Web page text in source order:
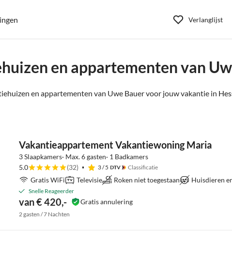
Verlanglijst
en appartementen van
en appartementen van Uwe Bauer voor jouw vakantie in
Vakantieappartement Vakantiewoning Maria
3 Slaapkamers· Max. 6 gasten· 1 Badkamers
5.0
(32) 3/ 5 Classificatie
Gratis WiFi Televisie Roken niet toegestaan Huisdieren
Snelle Reageerder
van € 420,- Gratis annulering
2 gasten / 7 Nachten